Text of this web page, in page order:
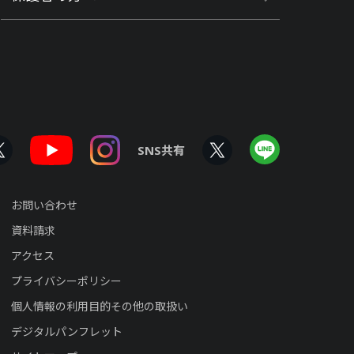
お問い合わせ
資料請求
アクセス
プライバシーポリシー
個人情報の利用目的その他の取扱い
デジタルパンフレット
SNS共有